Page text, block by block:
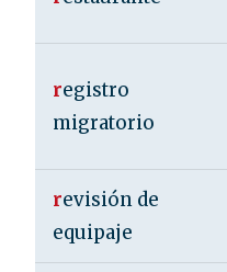
registro
migratorio
revisión de
equipaje